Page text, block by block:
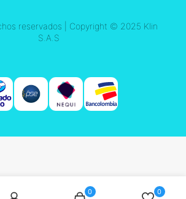
reservados | Copyright © 2025 Klin
S.A.S
0 0